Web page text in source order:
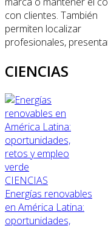
con clientes. También
permiten localizar
profesionales,
CIENCIAS
CIENCIAS
Energías renovables
en América Latina:
oportunidades,